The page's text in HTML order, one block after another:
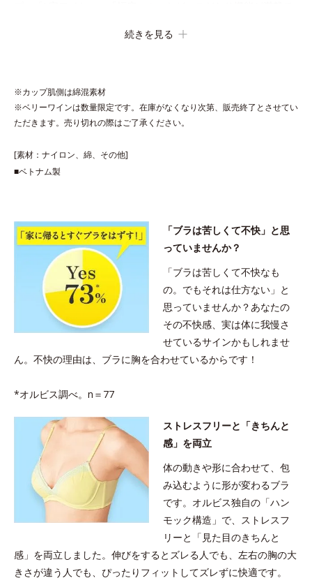
続きを見る
※カップ肌側は綿混素材
※ベリーワインは数量限定です。在庫がなくなり次第、販売終了とさせてい
ただきます。売り切れの際はご了承ください。
[素材：ナイロン、綿、その他]
■ベトナム製
「ブラは苦しくて不快」と思
っていませんか？
「ブラは苦しくて不快なも
の。でもそれは仕方ない」と
思っていませんか？あなたの
その不快感、実は体に我慢さ
せているサインかもしれませ
ん。不快の理由は、ブラに胸を合わせているからです！
*オルビス調べ。n＝77
ストレスフリーと「きちんと
感」を両立
体の動きや形に合わせて、包
み込むように形が変わるブラ
です。オルビス独自の「ハン
モック構造」で、ストレスフ
リーと「見た目のきちんと
感」を両立しました。伸びをするとズレる人でも、左右の胸の大
きさが違う人でも、ぴったりフィットしてズレずに快適です。